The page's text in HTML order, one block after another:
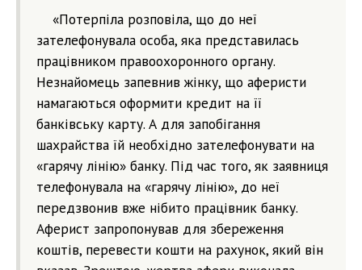
«Потерпіла розповіла, що до неї
зателефонувала особа, яка представилась
працівником правоохоронного органу.
Незнайомець запевнив жінку, що аферисти
намагаються оформити кредит на її
банківську карту. А для запобігання
шахрайства їй необхідно зателефонувати на
«гарячу лінію» банку. Під час того, як заявниця
телефонувала на «гарячу лінію», до неї
передзвонив вже нібито працівник банку.
Аферист запропонував для збереження
коштів, перевести кошти на рахунок, який він